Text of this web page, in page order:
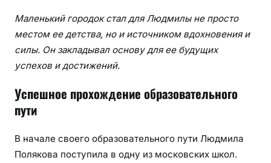
Маленький городок стал для Людмилы не просто
местом ее детства, но и источником вдохновения и
силы. Он закладывал основу для ее будущих
успехов и достижений.
Успешное прохождение образовательного
пути
В начале своего образовательного пути Людмила
Полякова поступила в одну из московских школ.